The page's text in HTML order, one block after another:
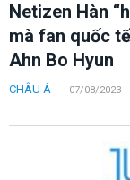
Netizen Hàn
mà fan quốc
Ahn Bo Hyun
CHÂU Á 07/08/2023